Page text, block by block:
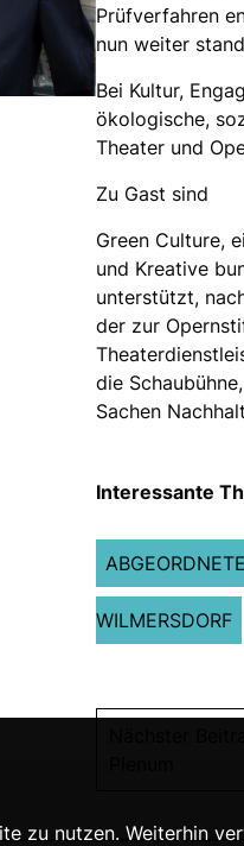
Prüfverfahren
nun weiter
Bei Kultur,
ökologische,
Theater und
Zu Gast sind
Green Culture,
und Kreative
unterstützt,
der zur
die
Sachen
Interessante
WILMERSDORF
zu nutzen. Weiterhin